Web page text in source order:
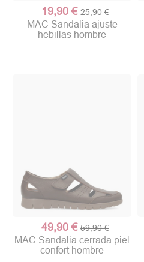
19,90 € 25,90 €
MAC Sandalia ajuste
hebillas hombre
49,90 € 59,90 €
MAC Sandalia cerrada piel
confort hombre